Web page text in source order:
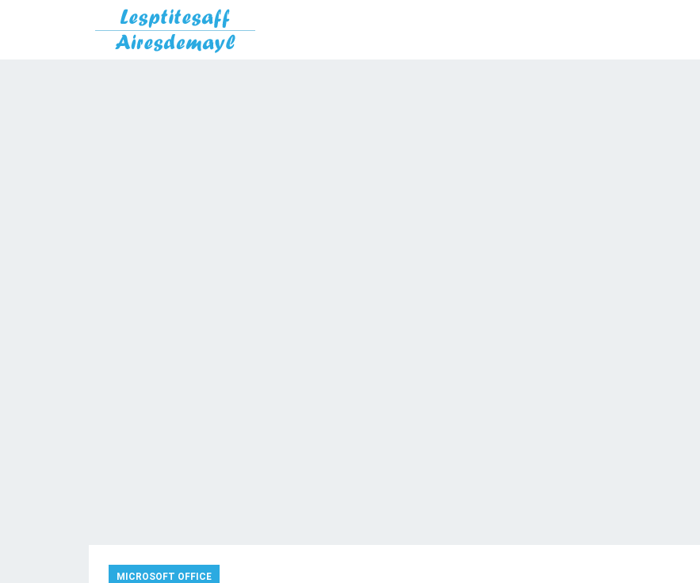
MICROSOFT OFFICE